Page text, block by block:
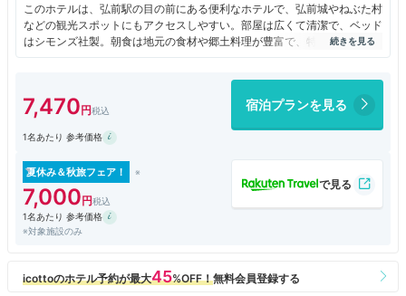
このホテルは、弘前駅の目の前にある便利なホテルで、弘前城やねぶた村
などの観光スポットにもアクセスしやすい。部屋は広くて清潔で、ベッド
はシモンズ社製。朝食は地元の食材や郷土料理が豊富で、特に地元津軽の
料理が各種揃っているので、地元の名物を食されたければあちこち探すよ
7,470 宿泊プランを見る
1名あたり 参考価格
夏休み＆秋旅フェア！
7,000
1名あたり 参考価格
※対象施設のみ